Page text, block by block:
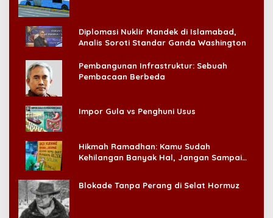
Diplomasi Nuklir Mandek di Islamabad,
Analis Soroti Standar Ganda Washington
Pembangunan Infrastruktur: Sebuah
Pembacaan Berbeda
Impor Gula vs Penghuni Usus
Hikmah Ramadhan: Kamu Sudah
Kehilangan Banyak Hal, Jangan Sampai
Blokade Tanpa Perang di Selat Hormuz